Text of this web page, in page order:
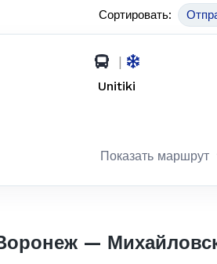
Сортировать:
|
Unitiki
Показать маршрут
—